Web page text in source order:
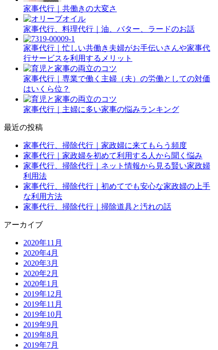
家事代行｜共働きの大変さ
家事代行、料理代行｜油、バター、ラードのお話
家事代行｜忙しい共働き夫婦がお手伝いさんや家事代
行サービスを利用するメリット
家事代行｜専業で働く主婦（夫）の労働としての対価
はいくら位？
家事代行｜主婦に多い家事の悩みランキング
最近の投稿
家事代行、掃除代行｜家政婦に来てもらう頻度
家事代行｜家政婦を初めて利用する人から聞く悩み
家事代行、掃除代行｜ネット情報から見る賢い家政婦
利用法
家事代行、掃除代行｜初めてでも安心な家政婦の上手
な利用方法
家事代行、掃除代行｜掃除道具と汚れの話
アーカイブ
2020年11月
2020年4月
2020年3月
2020年2月
2020年1月
2019年12月
2019年11月
2019年10月
2019年9月
2019年8月
2019年7月